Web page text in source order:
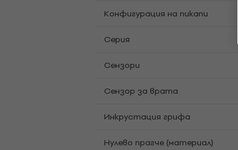
Конфигурация на пикапи
Cерия
Сензори
Cензор за врата
Инкрустация грифа
Нулево прагче (материал)